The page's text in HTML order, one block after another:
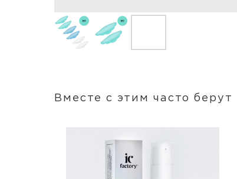
Вместе с этим часто берут